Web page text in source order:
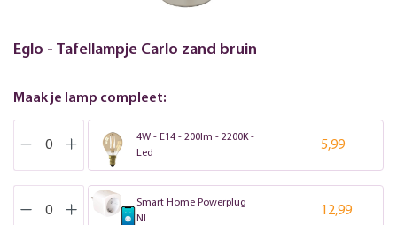
Eglo - Tafellampje Carlo zand bruin
Maak je lamp compleet:
4W - E14 - 200lm - 2200K -
Led
5,99
Smart Home Powerplug
NL
12,99